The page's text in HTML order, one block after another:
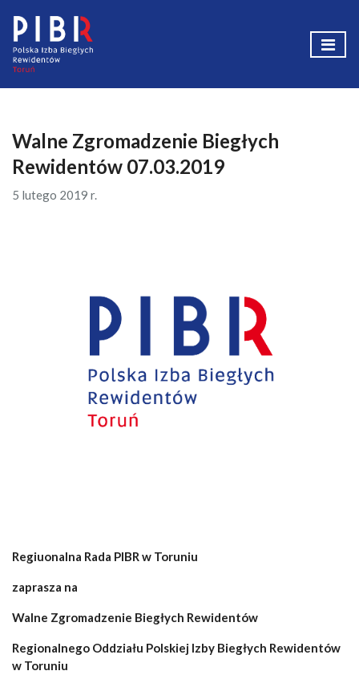
Walne Zgromadzenie Biegłych
Rewidentów 07.03.2019
5 lutego 2019 r.
Regiuonalna Rada PIBR w Toruniu
zaprasza na
Walne Zgromadzenie Biegłych Rewidentów
Regionalnego Oddziału Polskiej Izby Biegłych Rewidentów
w Toruniu